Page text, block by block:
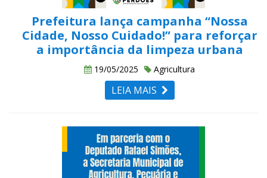
Prefeitura lança campanha “Nossa
Cidade, Nosso Cuidado!” para reforçar
a importância da limpeza urbana
19/05/2025 Agricultura
LEIA MAIS